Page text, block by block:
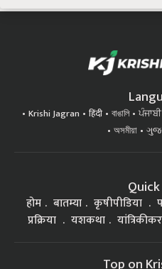
বাঙালি ਪੰਜਾਬੀ
অসমীয়া
कृषीपीडिया
प्रक्रिया
यशकथा